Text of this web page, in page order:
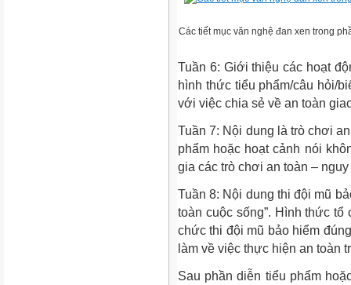
Các tiết mục văn nghệ đan xen trong
Tuần 6: Giới thiệu các hoạt
hình thức tiểu phẩm/câu hỏi/
với việc chia sẻ về an toàn
Tuần 7: Nội dung là trò chơi
phẩm hoặc hoạt cảnh nói
gia các trò chơi an toàn – nguy
Tuần 8: Nội dung thi đội mũ
toàn cuộc sống”. Hình thức
chức thi đội mũ bảo hiểm
làm về việc thực hiện an toàn
Sau phần diễn tiểu phẩm